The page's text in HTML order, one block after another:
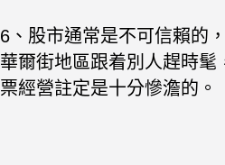
6、股市通常是不可信賴的
華爾街地區跟着別人趕時髦
票經營註定是十分慘澹的。